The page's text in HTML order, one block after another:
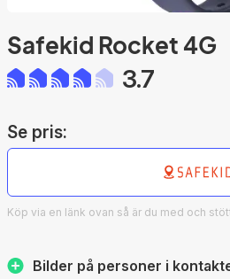
Safekid Rocket 4G
3.7
Se pris:
Köp via en länk ovan så är du med och
Bilder på personer i